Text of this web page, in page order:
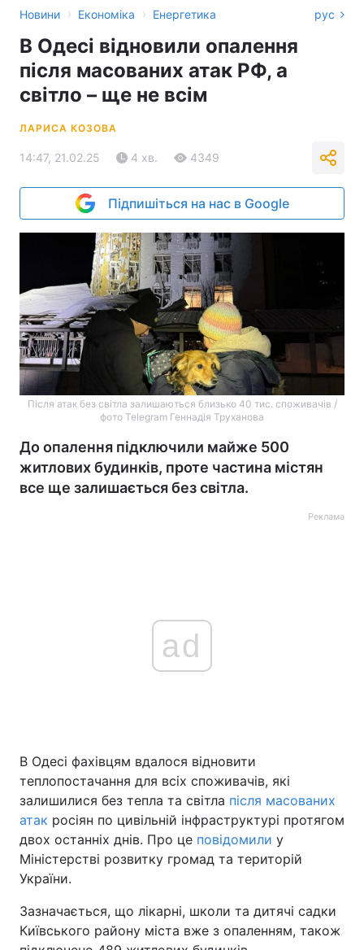
Новини › Економіка › Енергетика рус
В Одесі відновили опалення
після масованих атак РФ, а
світло – ще не всім
ЛАРИСА КОЗОВА
14:47, 21.02.25 4 хв. 4349
Підпишіться на нас в Google
Після атак без світла залишаються близько 40 тис. споживачів /
фото Telegram Геннадія Труханова
До опалення підключили майже 500
житлових будинків, проте частина містян
все ще залишається без світла.
Реклама
ad
В Одесі фахівцям вдалося відновити
теплопостачання для всіх споживачів, які
залишилися без тепла та світла після масованих
атак росіян по цивільній інфраструктурі протягом
двох останніх днів. Про це повідомили у
Міністерстві розвитку громад та територій
України.
Зазначається, що лікарні, школи та дитячі садки
Київського району міста вже з опаленням, також